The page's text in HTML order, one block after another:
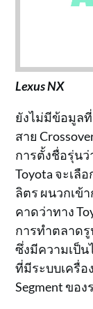
Lexus NX
ยังไม่มีข้อมูล
สาย
การตั้งชื่อรุ่น
Toyota จะเลื
ลิตร ผนวกเข้
คาดว่าทาง
การทำตลาด
ซึ่งมีความเป็น
ที่มีระบบเครื่
Segment ขอ